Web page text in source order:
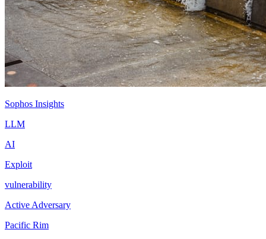
Sophos Insights
LLM
AI
Exploit
vulnerability
Active Adversary
Pacific Rim